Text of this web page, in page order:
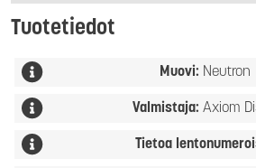
Tuotetiedot
Muovi: Neutron
Valmistaja: Axiom
Tietoa